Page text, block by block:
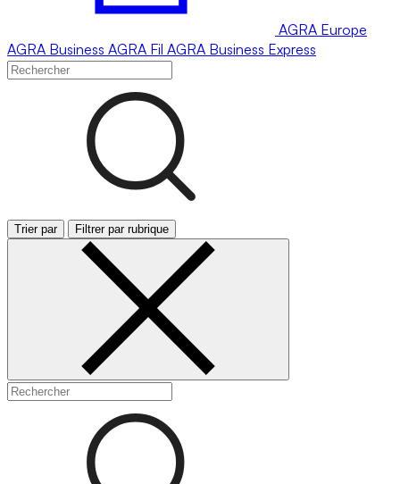
AGRA Europe
AGRA Business AGRA Fil AGRA Business Express
Trier par Filtrer par rubrique